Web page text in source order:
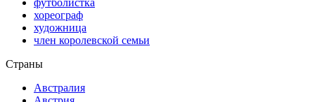
хореограф
художница
член королевской семьи
Страны
Австралия